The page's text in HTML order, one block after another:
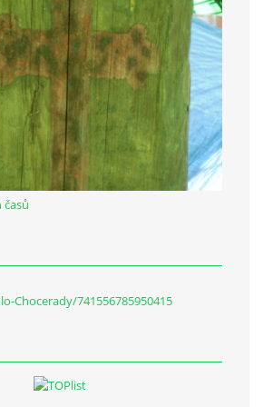
jednota "Komenský" v Choceradech z.s.
Chocerady 4
257 24 Chocerady
IČ: 498 28 614
Kontaktní osoba:
Miroslava Cinkeisová
Mirkaci@email.cz
Chocerady/741556785950415